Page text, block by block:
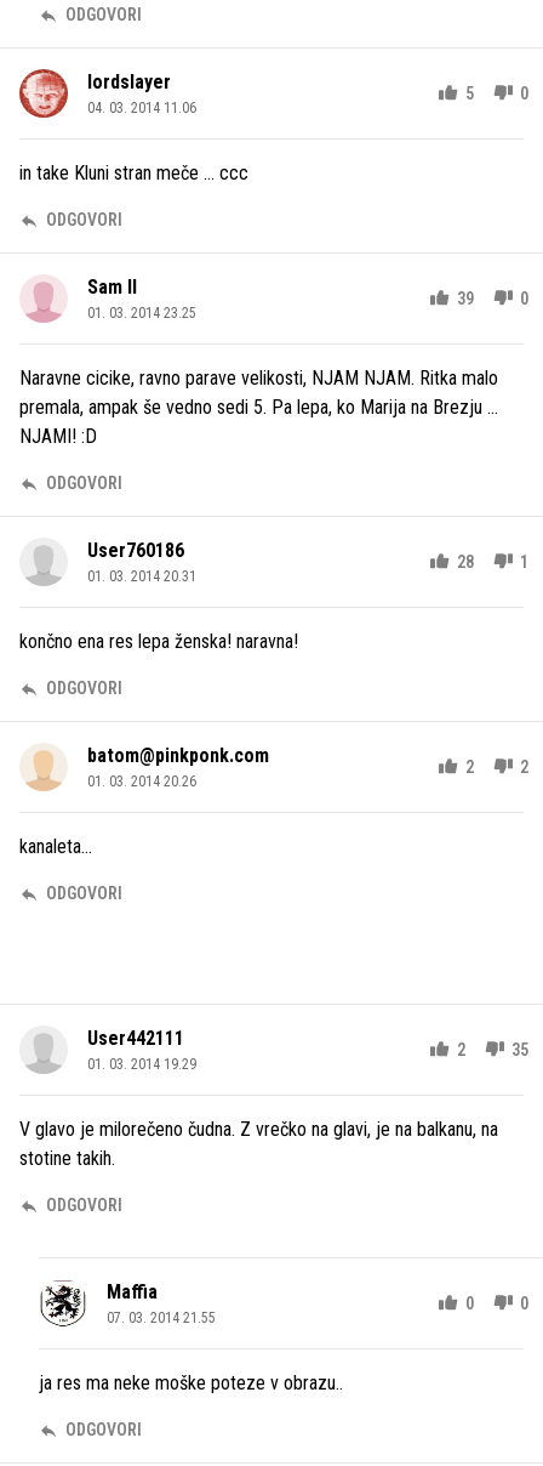
ODGOVORI
lordslayer
04. 03. 2014 11.06
5 0
in take Kluni stran meče ... ccc
ODGOVORI
Sam Il
01. 03. 2014 23.25
39 0
Naravne cicike, ravno parave velikosti, NJAM NJAM. Ritka malo
premala, ampak še vedno sedi 5. Pa lepa, ko Marija na Brezju ...
NJAMI! :D
ODGOVORI
User760186
01. 03. 2014 20.31
28 1
končno ena res lepa ženska! naravna!
ODGOVORI
batom@pinkponk.com
01. 03. 2014 20.26
2 2
kanaleta...
ODGOVORI
User442111
01. 03. 2014 19.29
2 35
V glavo je milorečeno čudna. Z vrečko na glavi, je na balkanu, na
stotine takih.
ODGOVORI
Maffia
07. 03. 2014 21.55
0 0
ja res ma neke moške poteze v obrazu..
ODGOVORI